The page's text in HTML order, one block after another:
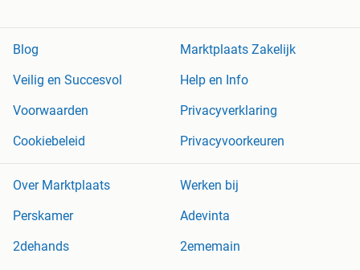
Blog
Marktplaats Zakelijk
Veilig en Succesvol
Help en Info
Voorwaarden
Privacyverklaring
Cookiebeleid
Privacyvoorkeuren
Over Marktplaats
Werken bij
Perskamer
Adevinta
2dehands
2ememain